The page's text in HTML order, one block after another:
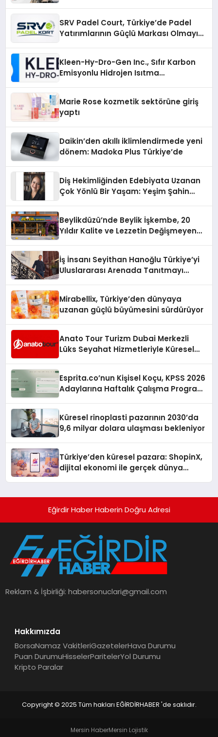
SRV Padel Court, Türkiye’de Padel
Yatırımlarının Güçlü Markası Olmayı
Kleen-Hy-Dro-Gen Inc., Sıfır Karbon
Emisyonlu Hidrojen Isıtma
Marie Rose kozmetik sektörüne giriş
yaptı
Daikin’den akıllı iklimlendirmede yeni
dönem: Madoka Plus Türkiye’de
Diş Hekimliğinden Edebiyata Uzanan
Çok Yönlü Bir Yaşam: Yeşim Şahin
Beylikdüzü’nde Beylik İşkembe, 20
Yıldır Kalite ve Lezzetin Değişmeyen
İş İnsanı Seyithan Hanoğlu Türkiye’yi
Uluslararası Arenada Tanıtmayı
Mirabellix, Türkiye’den dünyaya
uzanan güçlü büyümesini sürdürüyor
Anato Tour Turizm Dubai Merkezli
Lüks Seyahat Hizmetleriyle Küresel
Esprita.co’nun Kişisel Koçu, KPSS 2026
Adaylarına Haftalık Çalışma Programı
Küresel rinoplasti pazarının 2030’da
9,6 milyar dolara ulaşması bekleniyor
Türkiye’den küresel pazara: ShopinX,
dijital ekonomi ile gerçek dünya
Eğirdir Haber Haberin Doğru Adresi
Reklam & İşbirliği:habersonuclari@gmail.com
Hakkımızda
BorsaNamaz VakitleriGazetelerHava Durumu
Puan DurumuHisselerParitelerYol Durumu
Kripto Paralar
Copyright © 2025 Tüm hakları EĞİRDİRHABER 'de saklıdır.
Mersin HaberMersin Lojistik